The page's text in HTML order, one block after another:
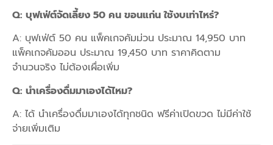
Q: บุฟเฟ่ต์จัดเลี้ยง 50 คน ขอนแก่น ใช้งบเท่าไหร่?
A: บุฟเฟ่ต์ 50 คน แพ็คเกจคัมม่วน ประมาณ 14,950 บาท
แพ็คเกจคัมออน ประมาณ 19,450 บาท ราคาคิดตาม
จำนวนจริง ไม่ต้องเผื่อเพิ่ม
Q: นำเครื่องดื่มมาเองได้ไหม?
A: ได้ นำเครื่องดื่มมาเองได้ทุกชนิด ฟรีค่าเปิดขวด ไม่มีค่าใช้
จ่ายเพิ่มเติม